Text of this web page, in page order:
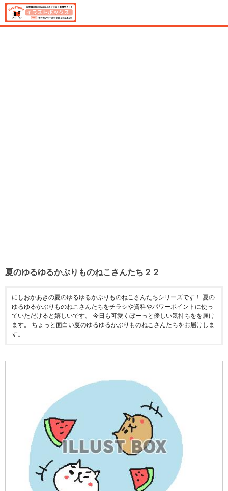
夏のゆるゆるかぶりものねこさんたち２２
にしおかあきの夏のゆるゆるかぶりものねこさんたちシリーズです！ 夏の
ゆるゆるかぶりものねこさんたちをチラシや資料やパワーポイントに使っ
ていただけると嬉しいです。 今日も可愛くぼーっと優しい気持ちをを届け
ます。 ちょっと面白い夏のゆるゆるかぶりものねこさんたちをお届けしま
す。